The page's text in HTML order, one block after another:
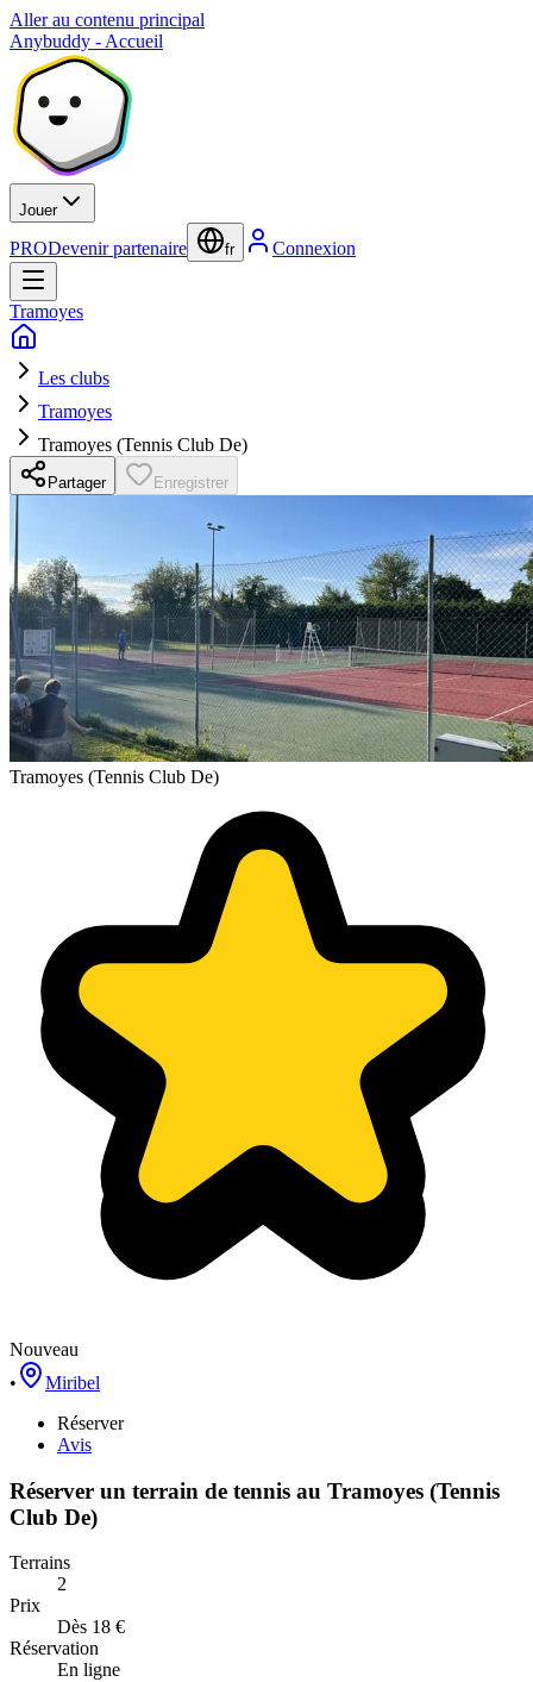
Aller au contenu principal
Anybuddy - Accueil
Jouer
PRODevenir partenaire fr Connexion
Tramoyes
Les clubs
Tramoyes
Tramoyes (Tennis Club De)
Partager Enregistrer
Tramoyes (Tennis Club De)
Nouveau
•
Miribel
Réserver
Avis
Réserver un terrain de tennis au Tramoyes (Tennis
Club De)
Terrains
2
Prix
Dès 18 €
Réservation
En ligne